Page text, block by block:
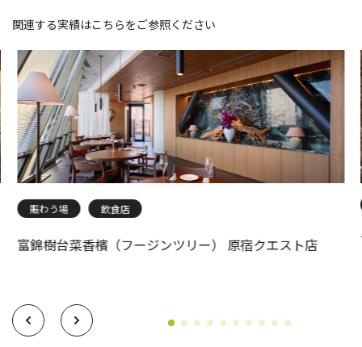
関連する実績はこちらをご参照ください
賑わう場 飲食店
富錦樹台菜香檳（フージンツリー） 原宿クエスト店